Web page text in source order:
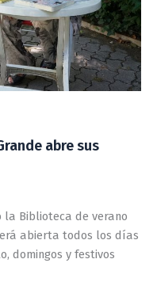
abre sus
la Biblioteca de verano
abierta todos los días
domingos y festivos